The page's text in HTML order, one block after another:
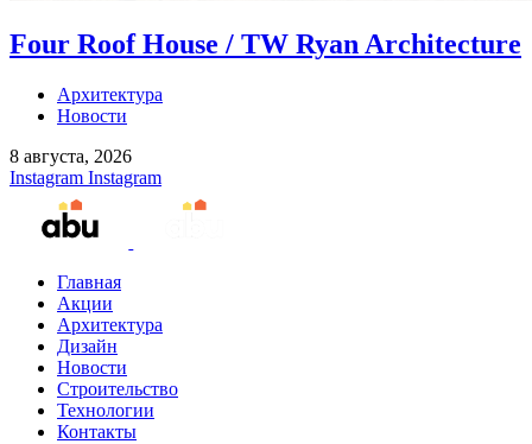
Four Roof House / TW Ryan Architecture
Архитектура
Новости
8 августа, 2026
Instagram Instagram
Главная
Акции
Архитектура
Дизайн
Новости
Строительство
Технологии
Контакты